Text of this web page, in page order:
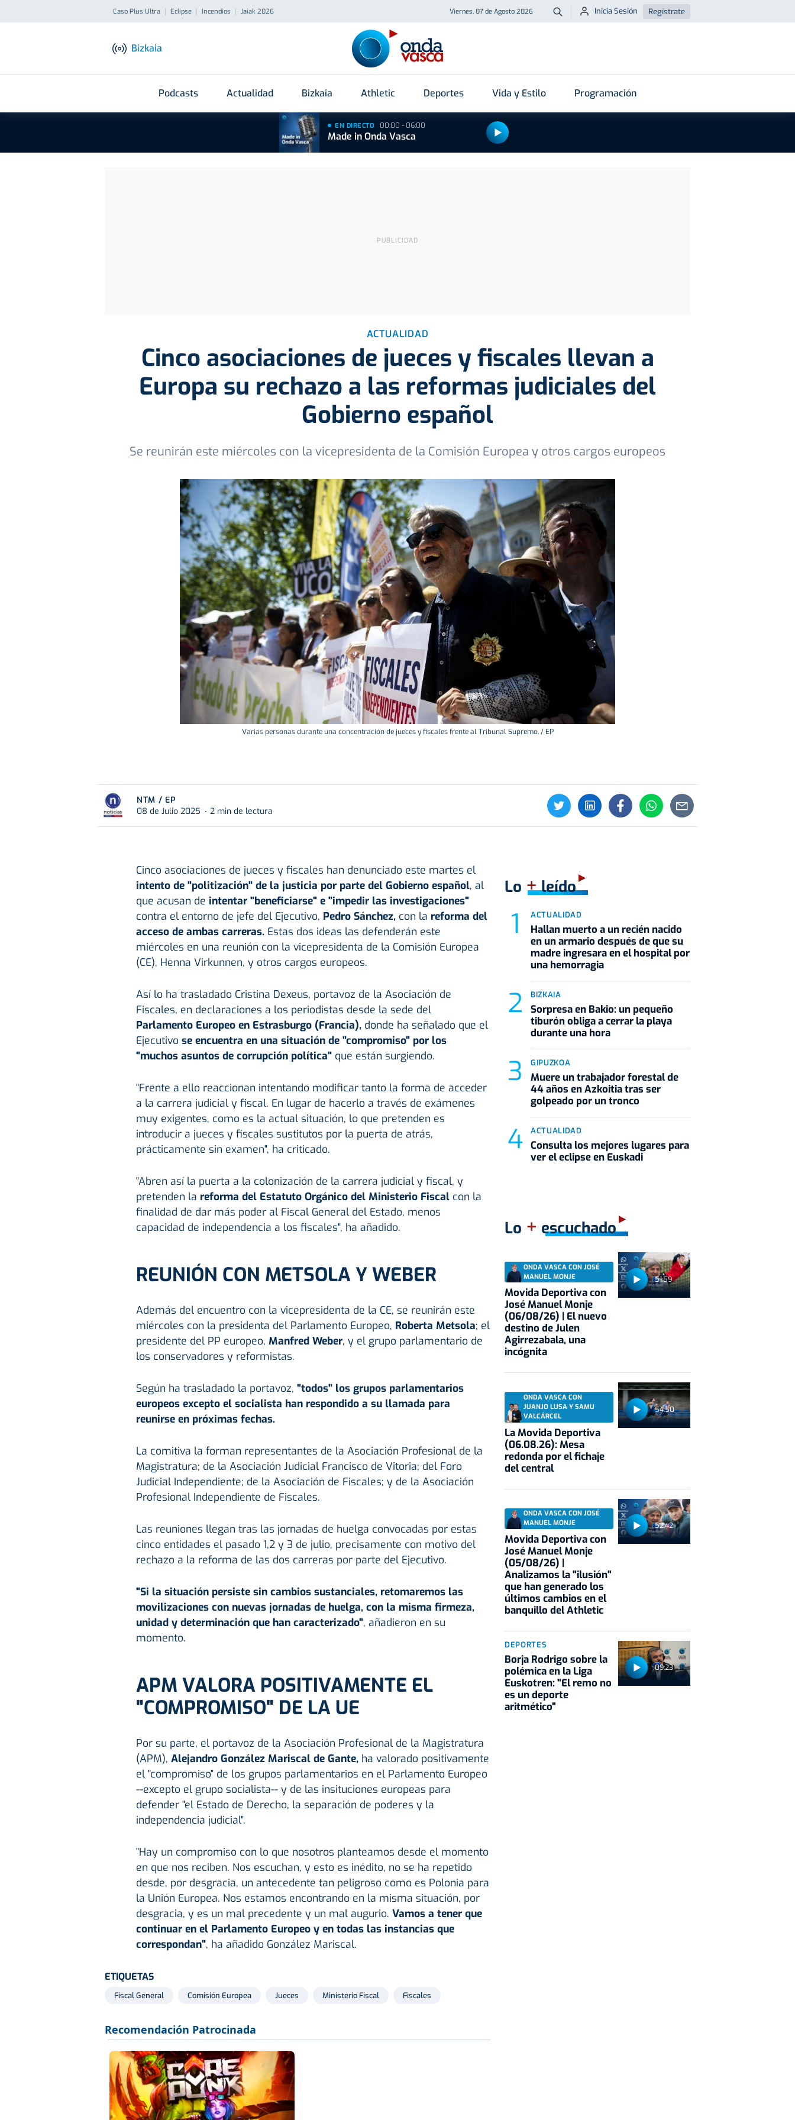
Caso Plus Ultra Eclipse Incendios Jaiak 2026 Viernes, 07 de Agosto 2026 Buscar
Inicia Sesión Regístrate
Bizkaia
Podcasts Actualidad Bizkaia Athletic Deportes Vida y Estilo Programación
EN DIRECTO 00:00 - 06:00
Made in Onda Vasca
ACTUALIDAD
Cinco asociaciones de jueces y fiscales llevan a
Europa su rechazo a las reformas judiciales del
Gobierno español
Se reunirán este miércoles con la vicepresidenta de la Comisión Europea y otros cargos europeos
Varias personas durante una concentración de jueces y fiscales frente al Tribunal Supremo. / EP
NTM / EP
08 de Julio 2025
2 min de lectura
Cinco asociaciones de jueces y fiscales han denunciado este martes el
intento de "politización" de la justicia por parte del Gobierno español, al
que acusan de intentar "beneficiarse" e "impedir las investigaciones"
contra el entorno de jefe del Ejecutivo, Pedro Sánchez,con la reforma del
acceso de ambas carreras.Estas dos ideas las defenderán este
miércoles en una reunión con la vicepresidenta de la Comisión Europea
(CE), Henna Virkunnen, y otros cargos europeos.
Así lo ha trasladado Cristina Dexeus, portavoz de la Asociación de
Fiscales, en declaraciones a los periodistas desde la sede del
Parlamento Europeo en Estrasburgo (Francia),donde ha señalado que el
Ejecutivose encuentra en una situación de "compromiso" por los
"muchos asuntos de corrupción política"que están surgiendo.
"Frente a ello reaccionan intentando modificar tanto la forma de acceder
a la carrera judicial y fiscal. En lugar de hacerlo a través de exámenes
muy exigentes, como es la actual situación, lo que pretenden es
introducir a jueces y fiscales sustitutos por la puerta de atrás,
prácticamente sin examen", ha criticado.
"Abren así la puerta a la colonización de la carrera judicial y fiscal, y
pretenden la reforma del Estatuto Orgánico del Ministerio Fiscal con la
finalidad de dar más poder al Fiscal General del Estado, menos
capacidad de independencia a los fiscales", ha añadido.
REUNIÓN CON METSOLA Y WEBER
Además del encuentro con la vicepresidenta de la CE, se reunirán este
miércoles con la presidenta del Parlamento Europeo, Roberta Metsola; el
presidente del PP europeo, Manfred Weber, y el grupo parlamentario de
los conservadores y reformistas.
Según ha trasladado la portavoz, "todos" los grupos parlamentarios
europeos excepto el socialista han respondido a su llamada para
reunirse en próximas fechas.
La comitiva la forman representantes de la Asociación Profesional de la
Magistratura; de la Asociación Judicial Francisco de Vitoria; del Foro
Judicial Independiente; de la Asociación de Fiscales; y de la Asociación
Profesional Independiente de Fiscales.
Las reuniones llegan tras las jornadas de huelga convocadas por estas
cinco entidades el pasado 1,2 y 3 de julio, precisamente con motivo del
rechazo a la reforma de las dos carreras por parte del Ejecutivo.
"Si la situación persiste sin cambios sustanciales, retomaremos las
movilizaciones con nuevas jornadas de huelga, con la misma firmeza,
unidad y determinación que han caracterizado", añadieron en su
momento.
APM VALORA POSITIVAMENTE EL
"COMPROMISO" DE LA UE
Por su parte, el portavoz de la Asociación Profesional de la Magistratura
(APM), Alejandro González Mariscal de Gante,ha valorado positivamente
el "compromiso" de los grupos parlamentarios en el Parlamento Europeo
--excepto el grupo socialista-- y de las insituciones europeas para
defender "el Estado de Derecho, la separación de poderes y la
independencia judicial".
"Hay un compromiso con lo que nosotros planteamos desde el momento
en que nos reciben. Nos escuchan, y esto es inédito, no se ha repetido
desde, por desgracia, un antecedente tan peligroso como es Polonia para
la Unión Europea. Nos estamos encontrando en la misma situación, por
desgracia, y es un mal precedente y un mal augurio. Vamos a tener que
continuar en el Parlamento Europeo y en todas las instancias que
correspondan", ha añadido González Mariscal.
ETIQUETAS
Fiscal General Comisión Europea Jueces Ministerio Fiscal Fiscales
Lo +leído
ACTUALIDAD
Hallan muerto a un recién nacido
en un armario después de que su
madre ingresara en el hospital por
una hemorragia
BIZKAIA
Sorpresa en Bakio: un pequeño
tiburón obliga a cerrar la playa
durante una hora
GIPUZKOA
Muere un trabajador forestal de
44 años en Azkoitia tras ser
golpeado por un tronco
ACTUALIDAD
Consulta los mejores lugares para
ver el eclipse en Euskadi
Lo + escuchado
51:59
ONDA VASCA CON JOSÉ
MANUEL MONJE
Movida Deportiva con
José Manuel Monje
(06/08/26) | El nuevo
destino de Julen
Agirrezabala, una
incógnita
54:50
ONDA VASCA CON
JUANJO LUSA Y SAMU
VALCÁRCEL
La Movida Deportiva
(06.08.26): Mesa
redonda por el fichaje
del central
52:42
ONDA VASCA CON JOSÉ
MANUEL MONJE
Movida Deportiva con
José Manuel Monje
(05/08/26) |
Analizamos la "ilusión"
que han generado los
últimos cambios en el
banquillo del Athletic
09:23
DEPORTES
Borja Rodrigo sobre la
polémica en la Liga
Euskotren: "El remo no
es un deporte
aritmético"